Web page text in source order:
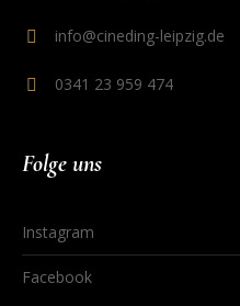
info@cineding-leipzig.de
0341 23 959 474
Folge uns
Instagram
Facebook